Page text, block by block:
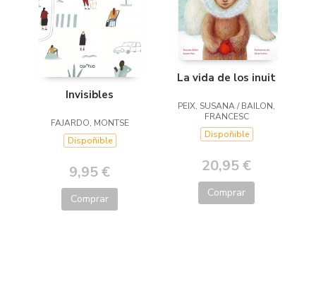
Invisibles
FAJARDO, MONTSE
Dispoñible
9,95 €
Comprar
La vida de los inuit
PEIX, SUSANA / BAILON,
FRANCESC
Dispoñible
20,95 €
Comprar